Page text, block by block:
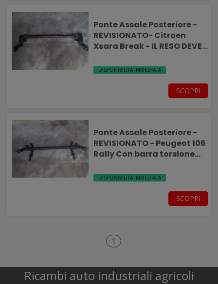
Ponte Assale Posteriore -
REVISIONATO- Citroen
Xsara Break - IL RESO DEVE
DISPONIBILITÀ IMMEDIATA
SCOPRI
Ponte Assale Posteriore -
REVISIONATO - Peugeot 106
Rally Con barra torsione
DISPONIBILITÀ IMMEDIATA
SCOPRI
1
Ricambi auto industriali agricoli